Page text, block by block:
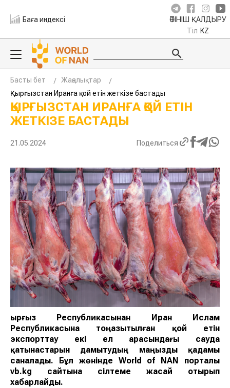
Баға индексі ӨТІНІШ ҚАЛДЫРУ
Тіл KZ
Басты бет
Жаңалықтар
Қырғызстан Иранға қой етін жеткізе бастады
ҚЫРҒЫЗСТАН ИРАНҒА ҚОЙ ЕТІН
ЖЕТКІЗЕ БАСТАДЫ
21.05.2024 Поделиться
Қырғыз Республикасынан Иран Ислам
Республикасына тоңазытылған қой етін
экспорттау екі ел арасындағы сауда
қатынастарын дамытудың маңызды қадамы
саналады. Бұл жөнінде World of NAN порталы
vb.kg сайтына сілтеме жасай отырып
хабарлайды.